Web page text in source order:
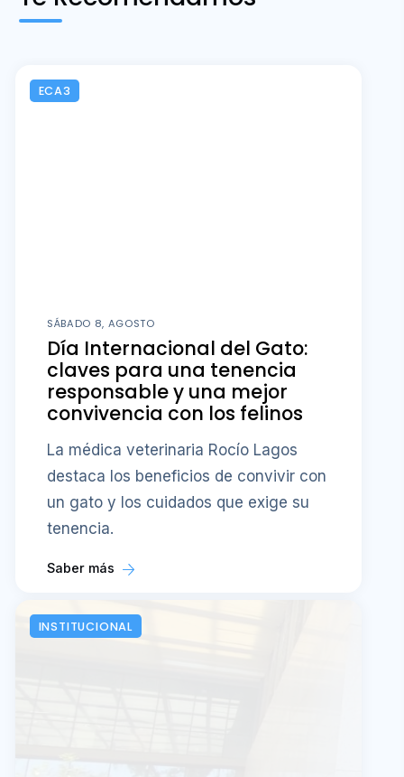
ECA3
SÁBADO 8, AGOSTO
Día Internacional del Gato:
claves para una tenencia
responsable y una mejor
convivencia con los felinos
La médica veterinaria Rocío Lagos
destaca los beneficios de convivir con
un gato y los cuidados que exige su
tenencia.
Saber más
INSTITUCIONAL